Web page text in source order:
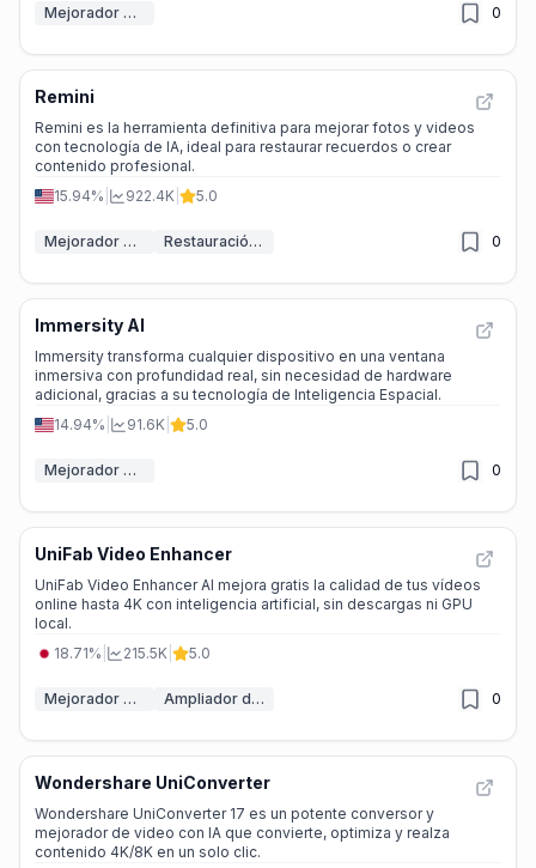
Mejorador de vídeo 0
Remini
Remini es la herramienta definitiva para mejorar fotos y videos
con tecnología de IA, ideal para restaurar recuerdos o crear
contenido profesional.
15.94%
922.4K 5.0
Mejorador de Imágenes IA Restauración de fotos con IA 0
Immersity AI
Immersity transforma cualquier dispositivo en una ventana
inmersiva con profundidad real, sin necesidad de hardware
adicional, gracias a su tecnología de Inteligencia Espacial.
14.94%
91.6K 5.0
Mejorador de vídeo 0
UniFab Video Enhancer
UniFab Video Enhancer AI mejora gratis la calidad de tus vídeos
online hasta 4K con inteligencia artificial, sin descargas ni GPU
local.
18.71%
215.5K 5.0
Mejorador de vídeo Ampliador de vídeo IA 0
Wondershare UniConverter
Wondershare UniConverter 17 es un potente conversor y
mejorador de video con IA que convierte, optimiza y realza
contenido 4K/8K en un solo clic.